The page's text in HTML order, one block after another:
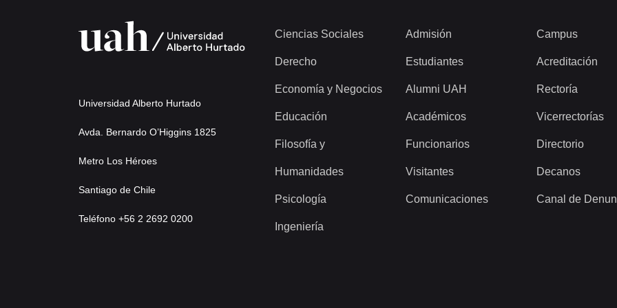
Universidad Alberto Hurtado
Avda. Bernardo O’Higgins 1825
Metro Los Héroes
Santiago de Chile
Teléfono +56 2 2692 0200
Ciencias Sociales
Derecho
Economía y Negocios
Educación
Filosofía y
Humanidades
Psicología
Ingeniería
Admisión
Estudiantes
Alumni UAH
Académicos
Funcionarios
Visitantes
Comunicaciones
Campus
Acreditación
Rectoría
Vicerrectorías
Directorio
Decanos
Canal de